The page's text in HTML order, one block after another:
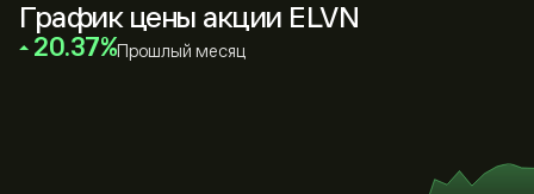
График цены акции ELVN
‎20.37‎ Прошлый месяц